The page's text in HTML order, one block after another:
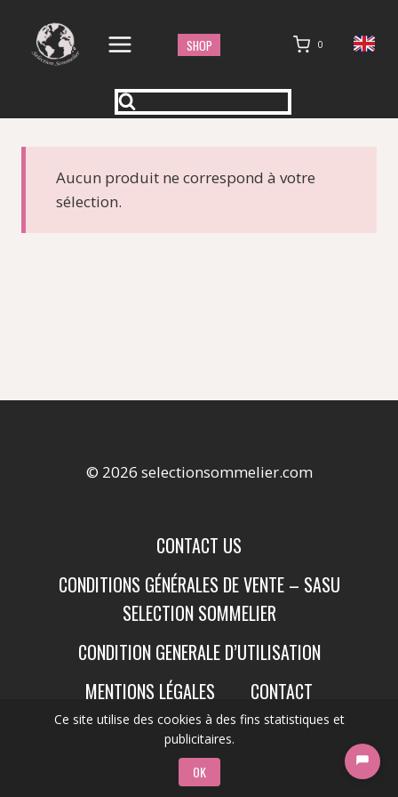
Ce site utilise des cookies à des fins statistiques et
publicitaires.
OK
contenu
SHOP 0
Aucun produit ne correspond à votre
sélection.
© 2026 selectionsommelier.com
CONTACT US
CONDITIONS GÉNÉRALES DE VENTE – SASU
SELECTION SOMMELIER
CONDITION GENERALE D’UTILISATION
MENTIONS LÉGALES
CONTACT